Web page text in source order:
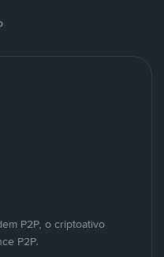
P2P, o criptoativo
P2P.